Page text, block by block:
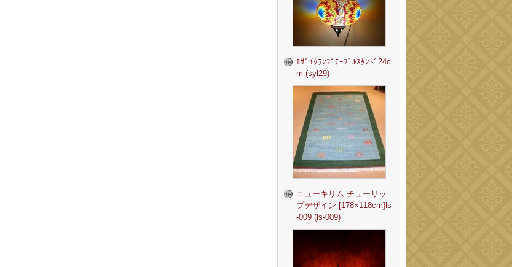
ﾓｻﾞｲｸﾗﾝﾌﾟﾃｰﾌﾞﾙｽﾀﾝﾄﾞ24c
m (syl29)
ニューキリム チューリッ
プデザイン [178×118cm]ls
-009 (ls-009)